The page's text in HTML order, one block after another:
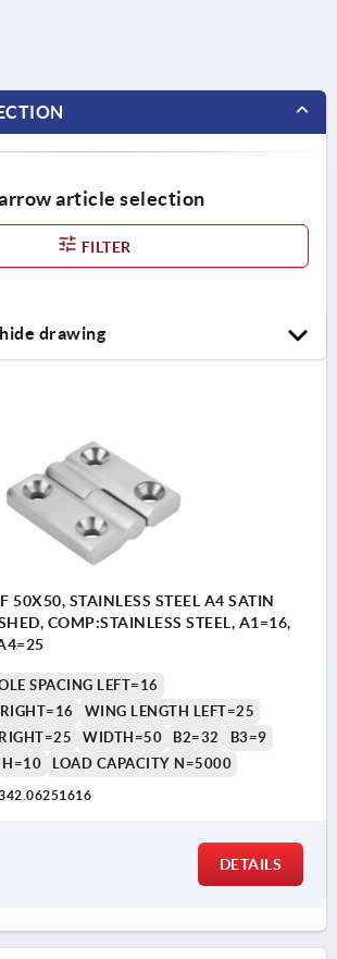
article selection
FILTER
drawing
50X50, STAINLESS STEEL A4 SATIN
COMP:STAINLESS STEEL, A1=16,
SPACING LEFT=16
WING LENGTH LEFT=25
WIDTH=50 B2=32
B3=9
H=10 LOAD CAPACITY N=5000
DETAILS